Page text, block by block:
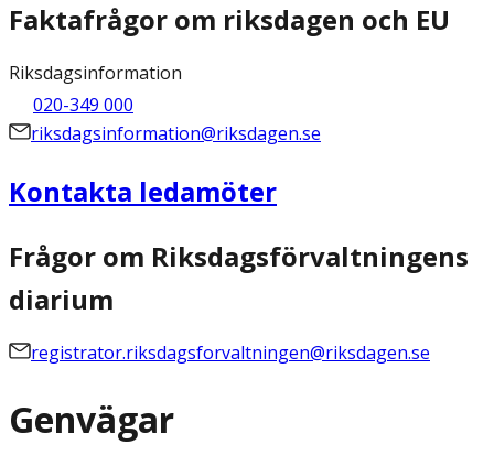
Faktafrågor om riksdagen och EU
Riksdagsinformation
020-349 000
riksdagsinformation@riksdagen.se
Kontakta ledamöter
Frågor om Riksdagsförvaltningens
diarium
registrator.riksdagsforvaltningen@riksdagen.se
Genvägar